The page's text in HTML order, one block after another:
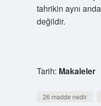
tahrikin aynı
değildir.
Tarih: Makaleler
26 madde nedir